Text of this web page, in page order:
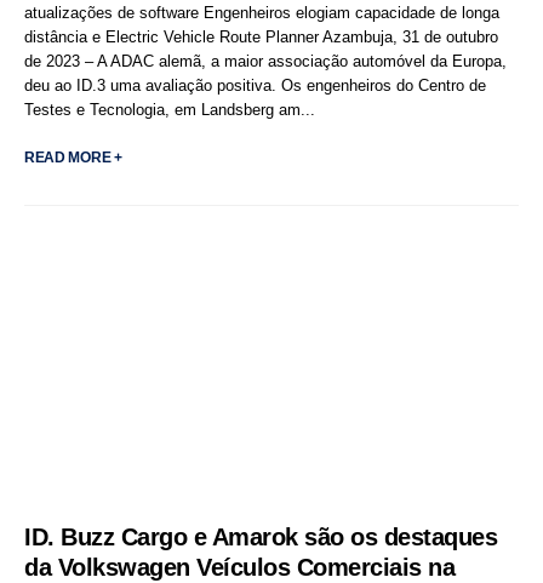
atualizações de software Engenheiros elogiam capacidade de longa
distância e Electric Vehicle Route Planner Azambuja, 31 de outubro
de 2023 – A ADAC alemã, a maior associação automóvel da Europa,
deu ao ID.3 uma avaliação positiva. Os engenheiros do Centro de
Testes e Tecnologia, em Landsberg am...
READ MORE +
ID. Buzz Cargo e Amarok são os destaques
da Volkswagen Veículos Comerciais na